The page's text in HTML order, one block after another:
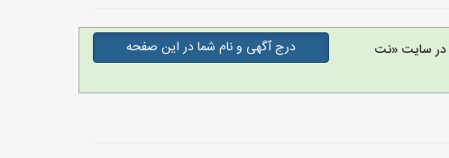
در سایت «نت
درج آگهی و نام شما در این صفحه